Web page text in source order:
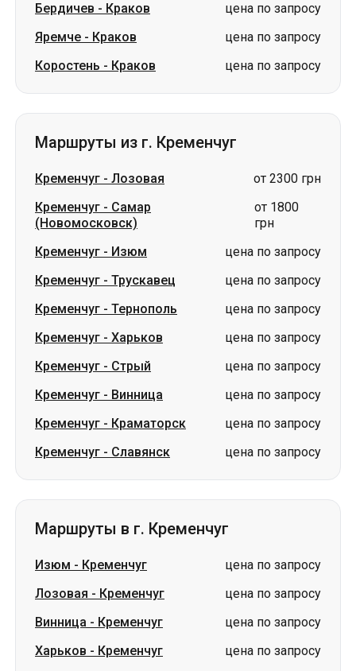
Бердичев - Краков
цена по запросу
Яремче - Краков
цена по запросу
Коростень - Краков цена по запросу
Маршруты из г. Кременчуг
Кременчуг - Лозовая
от 2300 грн
Кременчуг - Самар
(Новомосковск)
от 1800
грн
Кременчуг - Изюм
цена по запросу
Кременчуг - Трускавец
цена по запросу
Кременчуг - Тернополь
цена по запросу
Кременчуг - Харьков
цена по запросу
Кременчуг - Стрый
цена по запросу
Кременчуг - Винница
цена по запросу
Кременчуг - Краматорск
цена по запросу
Кременчуг - Славянск цена по запросу
Маршруты в г. Кременчуг
Изюм - Кременчуг
цена по запросу
Лозовая - Кременчуг
цена по запросу
Винница - Кременчуг
цена по запросу
Харьков - Кременчуг
цена по запросу